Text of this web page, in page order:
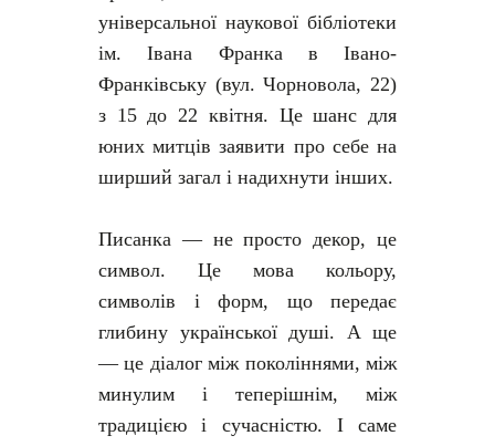
універсальної наукової бібліотеки
ім. Івана Франка в Івано-
Франківську (вул. Чорновола, 22)
з 15 до 22 квітня. Це шанс для
юних митців заявити про себе на
ширший загал і надихнути інших.
Писанка — не просто декор, це
символ. Це мова кольору,
символів і форм, що передає
глибину української душі. А ще
— це діалог між поколіннями, між
минулим і теперішнім, між
традицією і сучасністю. І саме